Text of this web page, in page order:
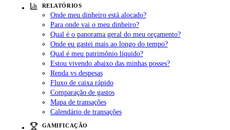
RELATÓRIOS
Onde meu dinheiro está alocado?
Para onde vai o meu dinheiro?
Qual é o panorama geral do meu orçamento?
Onde eu gastei mais ao longo do tempo?
Qual é meu patrimônio líquido?
Estou vivendo abaixo das minhas posses?
Renda vs despesas
Fluxo de caixa rápido
Comparação de gastos
Mapa de transações
Calendário de transações
GAMIFICAÇÃO